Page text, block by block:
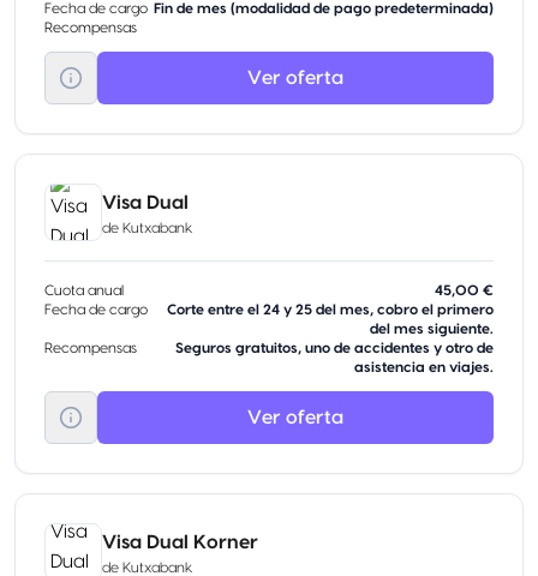
Fecha de cargo Fin de mes (modalidad de pago predeterminada)
Recompensas
Ver oferta
Visa Dual
de Kutxabank
Cuota anual
45,00 €
Fecha de cargo
Corte entre el 24 y 25 del mes, cobro el primero
del mes siguiente.
Recompensas
Seguros gratuitos, uno de accidentes y otro de
asistencia en viajes.
Ver oferta
Visa Dual Korner
de Kutxabank